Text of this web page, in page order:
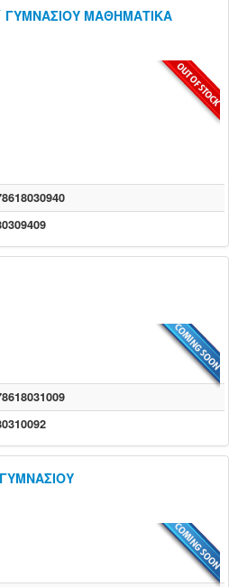
ΓΥΜΝΑΣΙΟΥ ΜΑΘΗΜΑΤΙΚΑ